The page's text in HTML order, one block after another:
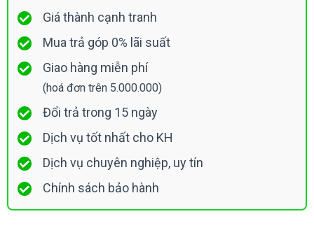
Giá thành cạnh tranh
Mua trả góp 0% lãi suất
Giao hàng miễn phí
(hoá đơn trên 5.000.000)
Đổi trả trong 15 ngày
Dịch vụ tốt nhất cho KH
Dịch vụ chuyên nghiệp, uy tín
Chính sách bảo hành